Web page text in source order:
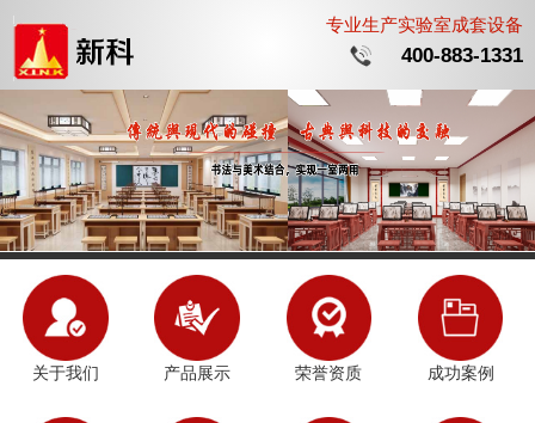
专业生产实验室成套设备
400-883-1331
关于我们 产品展示 荣誉资质 成功案例